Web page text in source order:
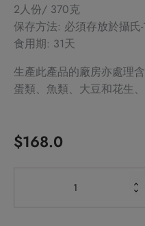
2人份/ 370克
保存方法: 必須存放於攝氏
食用期: 31天
生產此產品的廠房亦處理
蛋類、魚類、大豆和花生
$168.0